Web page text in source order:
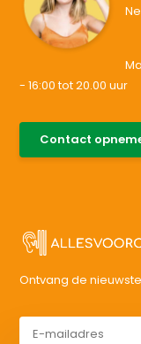
- 16:00 tot 20.00 uur
Contact
Ontvang de